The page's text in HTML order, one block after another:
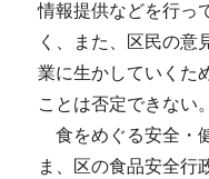
情報提供などを行っ
く、また、区民の意
業に生かしていくた
ことは否定できない。
食をめぐる安全・
ま、区の食品安全行